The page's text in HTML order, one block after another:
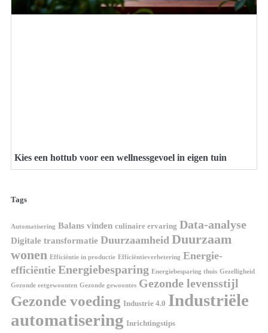
Kies een hottub voor een wellnessgevoel in eigen tuin
Tags
Automatisering Balans vinden culinaire ervaring Data-analyse
Digitale transformatie Duurzaamheid Duurzaam
wonen Efficiëntie in productie Efficiëntieverbetering Energie-
efficiëntie Energiebesparing Energiebesparing thuis Gezelligheid
Gezonde eetgewoonten Gezonde gewoontes Gezonde levensstijl
Gezonde voeding Industrie 4.0 Industriële
automatisering Inrichtingstips